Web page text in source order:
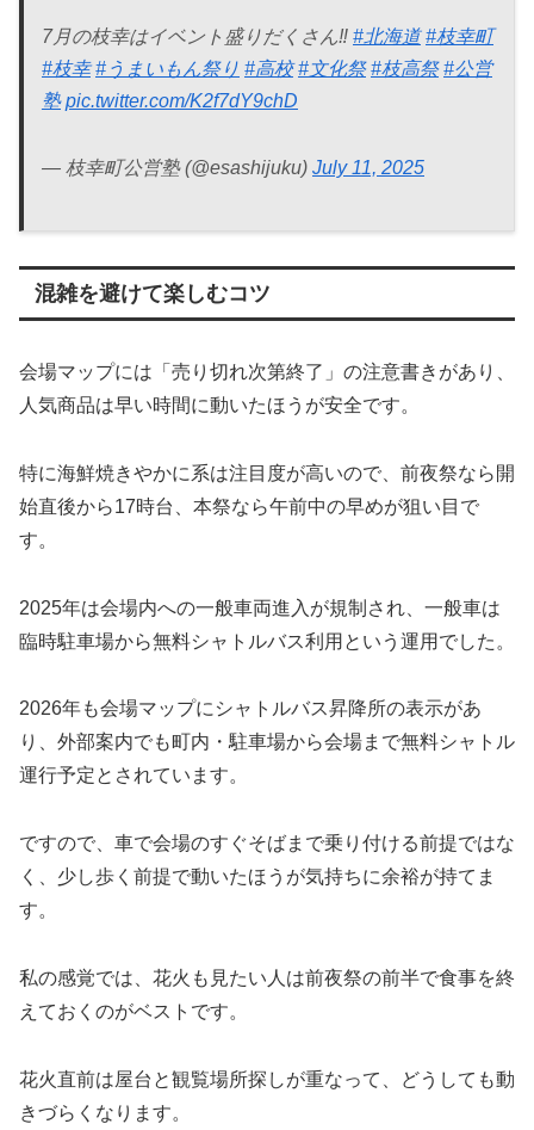
7月の枝幸はイベント盛りだくさん‼︎ #北海道 #枝幸町
#枝幸 #うまいもん祭り #高校 #文化祭 #枝高祭 #公営
塾 pic.twitter.com/K2f7dY9chD
— 枝幸町公営塾 (@esashijuku) July 11, 2025
混雑を避けて楽しむコツ
会場マップには「売り切れ次第終了」の注意書きがあり、
人気商品は早い時間に動いたほうが安全です。
特に海鮮焼きやかに系は注目度が高いので、前夜祭なら開
始直後から17時台、本祭なら午前中の早めが狙い目で
す。
2025年は会場内への一般車両進入が規制され、一般車は
臨時駐車場から無料シャトルバス利用という運用でした。
2026年も会場マップにシャトルバス昇降所の表示があ
り、外部案内でも町内・駐車場から会場まで無料シャトル
運行予定とされています。
ですので、車で会場のすぐそばまで乗り付ける前提ではな
く、少し歩く前提で動いたほうが気持ちに余裕が持てま
す。
私の感覚では、花火も見たい人は前夜祭の前半で食事を終
えておくのがベストです。
花火直前は屋台と観覧場所探しが重なって、どうしても動
きづらくなります。